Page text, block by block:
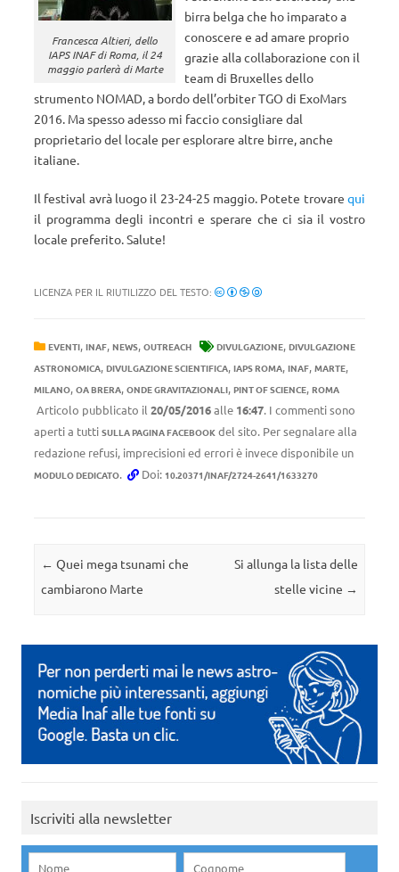
Francesca Altieri, dello
IAPS INAF di Roma, il 24
maggio parlerà di Marte
birra belga che ho imparato a
conoscere e ad amare proprio
grazie alla collaborazione con il
team di Bruxelles dello
strumento NOMAD, a bordo dell’orbiter TGO di ExoMars
2016. Ma spesso adesso mi faccio consigliare dal
proprietario del locale per esplorare altre birre, anche
italiane.
Il festival avrà luogo il 23-24-25 maggio. Potete trovare qui
il programma degli incontri e sperare che ci sia il vostro
locale preferito. Salute!
LICENZA PER IL RIUTILIZZO DEL TESTO:
EVENTI, INAF, NEWS, OUTREACH DIVULGAZIONE, DIVULGAZIONE
ASTRONOMICA, DIVULGAZIONE SCIENTIFICA, IAPS ROMA, INAF, MARTE,
MILANO, OA BRERA, ONDE GRAVITAZIONALI, PINT OF SCIENCE, ROMA
Articolo pubblicato il 20/05/2016alle 16:47. I commenti sono
aperti a tutti SULLA PAGINA FACEBOOK del sito. Per segnalare alla
redazione refusi, imprecisioni ed errori è invece disponibile un
MODULO DEDICATO. Doi: 10.20371/INAF/2724-2641/1633270
Navigazione articolo
← Quei mega tsunami che
cambiarono Marte
Si allunga la lista delle
stelle vicine →
Iscriviti alla newsletter